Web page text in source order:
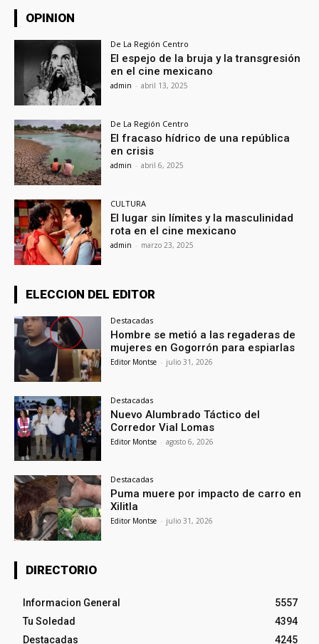
OPINION
De La Región Centro
El espejo de la bruja y la transgresión
en el cine mexicano
admin - abril 13, 2025
De La Región Centro
El fracaso hídrico de una república
en crisis
admin - abril 6, 2025
CULTURA
El lugar sin límites y la masculinidad
rota en el cine mexicano
admin - marzo 23, 2025
ELECCION DEL EDITOR
Destacadas
Hombre se metió a las regaderas de
mujeres en Gogorrón para espiarlas
Editor Montse - julio 31, 2026
Destacadas
Nuevo Alumbrado Táctico del
Corredor Vial Lomas
Editor Montse - agosto 6, 2026
Destacadas
Puma muere por impacto de carro en
Xilitla
Editor Montse - julio 31, 2026
DIRECTORIO
Informacion General
5557
Tu Soledad
4394
Destacadas
4245